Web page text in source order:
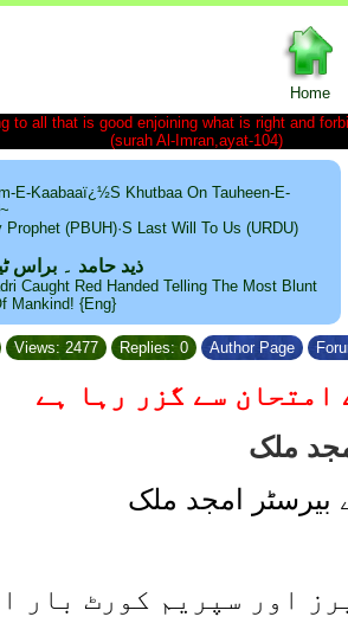
Home
to all that is good enjoining what is right and
(surah Al-Imran,ayat-104)
E-Kaabaaï¿½s Khutbaa On Tauheen-E-
(PBUH)·s Last Will To Us (URDU)
ذید حامد ۔
Caught Red Handed Telling The Most Blunt
Mankind! {Eng}
Views: 2477 Replies: 0 Author Page
امتحان سے گزر رہا ہے
بیرسٹر امجد ملک
اور سپریم کورٹ بار